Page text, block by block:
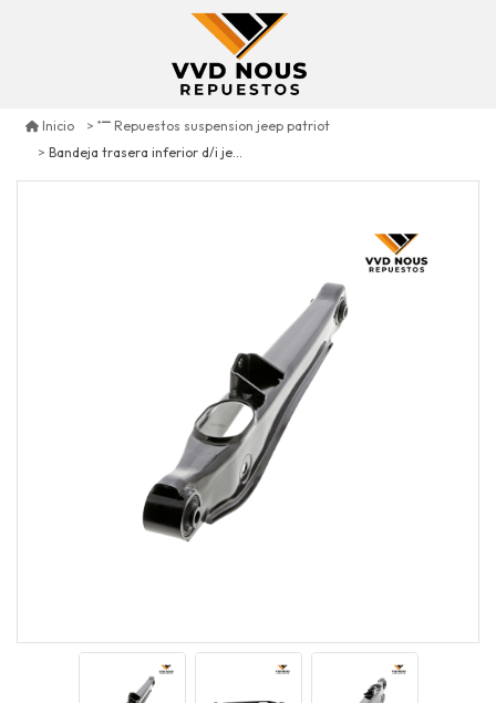
Inicio
Repuestos suspension jeep patriot
Bandeja trasera inferior d/i jeep patriot 2.4 2007/2017